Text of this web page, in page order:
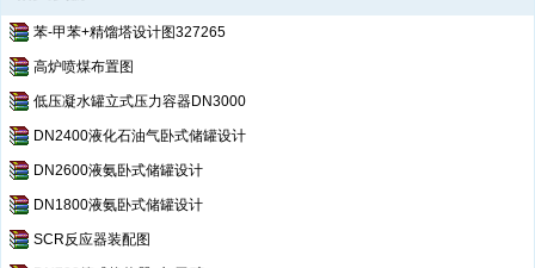
苯-甲苯+精馏塔设计图327265
高炉喷煤布置图
低压凝水罐立式压力容器DN3000
DN2400液化石油气卧式储罐设计
DN2600液氨卧式储罐设计
DN1800液氨卧式储罐设计
SCR反应器装配图